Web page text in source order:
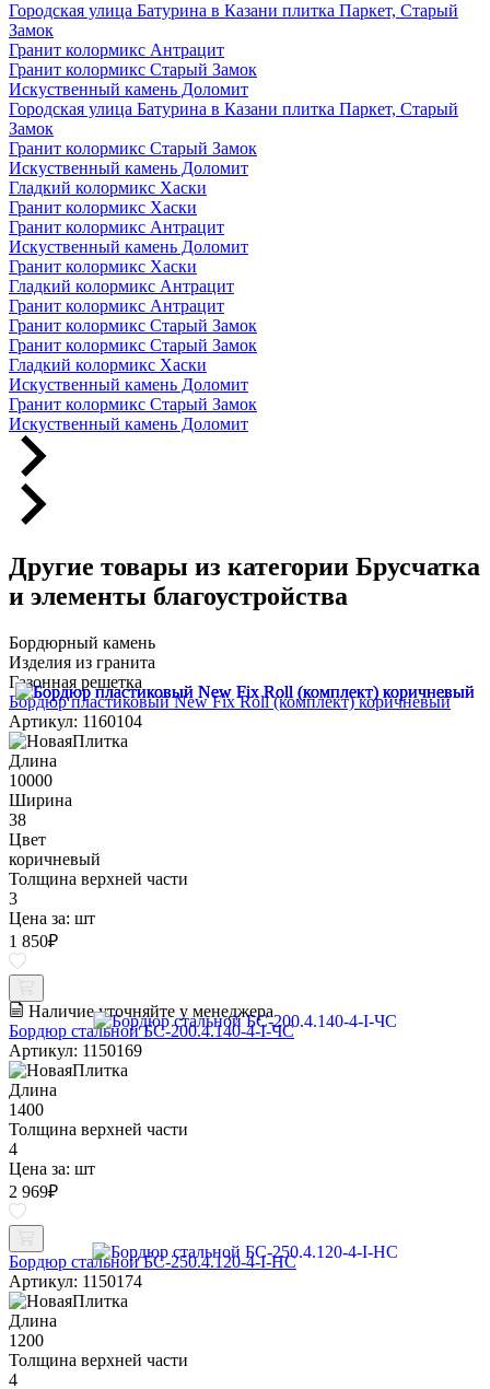
Городская улица Батурина в Казани плитка Паркет, Старый
Замок
Гранит колормикс Антрацит
Гранит колормикс Старый Замок
Искуственный камень Доломит
Городская улица Батурина в Казани плитка Паркет, Старый
Замок
Гранит колормикс Старый Замок
Искуственный камень Доломит
Гладкий колормикс Хаски
Гранит колормикс Хаски
Гранит колормикс Антрацит
Искуственный камень Доломит
Гранит колормикс Хаски
Гладкий колормикс Антрацит
Гранит колормикс Антрацит
Гранит колормикс Старый Замок
Гранит колормикс Старый Замок
Гладкий колормикс Хаски
Искуственный камень Доломит
Гранит колормикс Старый Замок
Искуственный камень Доломит
Другие товары из категории Брусчатка
и элементы благоустройства
Бордюрный камень
Изделия из гранита
Газонная решетка
Бордюр пластиковый New Fix Roll (комплект) коричневый
Артикул: 1160104
Длина
10000
Ширина
38
Цвет
коричневый
Толщина верхней части
3
Цена за: шт
1 850₽
Наличие уточняйте у менеджера
Бордюр стальной БС-200.4.140-4-I-ЧС
Артикул: 1150169
Длина
1400
Толщина верхней части
4
Цена за: шт
2 969₽
Бордюр стальной БС-250.4.120-4-I-НС
Артикул: 1150174
Длина
1200
Толщина верхней части
4